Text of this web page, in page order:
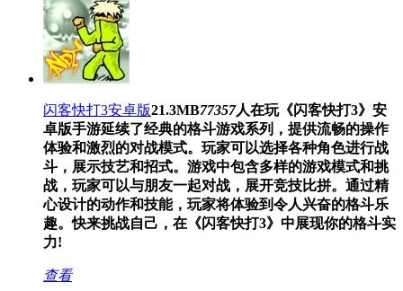
闪客快打3安卓版21.3MB77357人在玩《闪客快打3》安
卓版手游延续了经典的格斗游戏系列，提供流畅的操作
体验和激烈的对战模式。玩家可以选择各种角色进行战
斗，展示技艺和招式。游戏中包含多样的游戏模式和挑
战，玩家可以与朋友一起对战，展开竞技比拼。通过精
心设计的动作和技能，玩家将体验到令人兴奋的格斗乐
趣。快来挑战自己，在《闪客快打3》中展现你的格斗实
力!
查看